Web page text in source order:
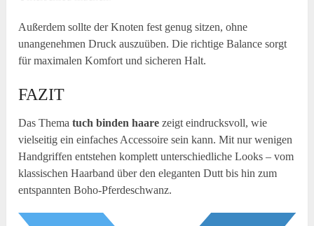
Außerdem sollte der Knoten fest genug sitzen, ohne
unangenehmen Druck auszuüben. Die richtige Balance sorgt
für maximalen Komfort und sicheren Halt.
FAZIT
Das Thematuch binden haare zeigt eindrucksvoll, wie
vielseitig ein einfaches Accessoire sein kann. Mit nur wenigen
Handgriffen entstehen komplett unterschiedliche Looks – vom
klassischen Haarband über den eleganten Dutt bis hin zum
entspannten Boho-Pferdeschwanz.